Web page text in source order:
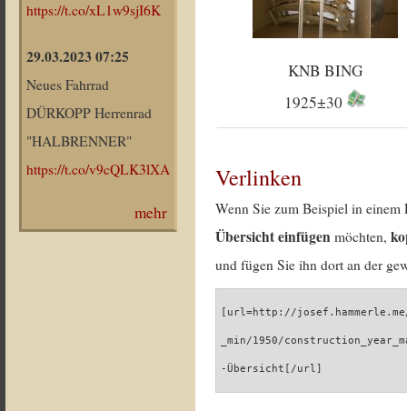
https://t.co/xL1w9sjI6K
29.03.2023 07:25
Neues Fahrrad
DÜRKOPP Herrenrad
"HALBRENNER"
https://t.co/v9cQLK3lXA
mehr
KNB BING
1925±30
Verlinken
Wenn Sie zum Beispiel in
Übersicht einfügen möchten,
und fügen Sie ihn dort an der
[url=http://
_min/1950/
-Übersicht[/url]